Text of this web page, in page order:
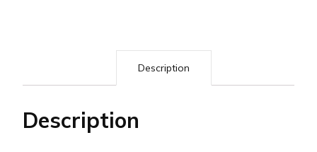
Description
Description